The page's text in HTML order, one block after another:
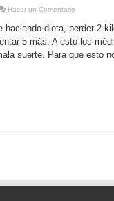
Hacer un Comentario
haciendo dieta, perder 2
5 más. A esto los
suerte. Para que esto